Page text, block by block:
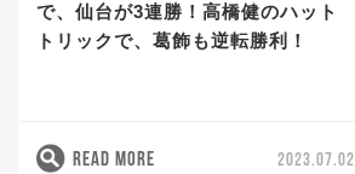
で、仙台が3連勝！高橋健のハット
トリックで、葛飾も逆転勝利！
READ MORE 2023.07.02